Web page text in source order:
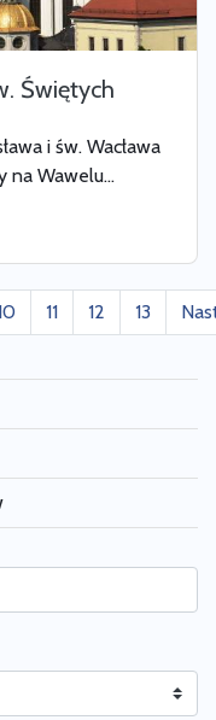
Świętych
i św. Wacława
na Wawelu...
11 12 13